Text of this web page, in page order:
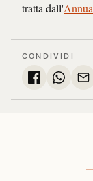
tratta dall'
CONDIVIDI